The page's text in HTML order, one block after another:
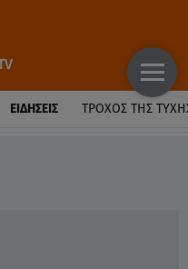
ΕΙΔΉΣΕΙΣ ΤΡΟΧΌΣ ΤΗΣ